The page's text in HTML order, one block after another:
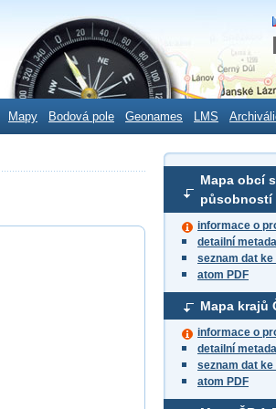
Mapy Bodová pole Geonames LMS
Mapa obcí
působností
informace o
detailní
seznam dat ke
atom PDF
Mapa krajů
informace o
detailní
seznam dat ke
atom PDF